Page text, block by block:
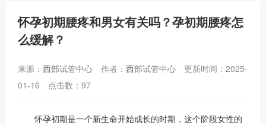
怀孕初期腰疼和男女有关吗？孕初期腰疼怎
么缓解？
来源： 西部试管中心 作者： 西部试管中心
更新时间：2025-
01-16
点击数： 97
怀孕初期是一个新生命开始成长的时期，这个阶段女性的